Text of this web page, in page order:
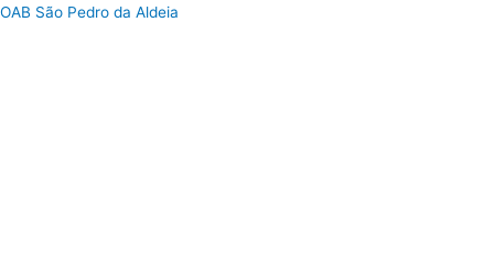
Ir
OAB São Pedro da Aldeia